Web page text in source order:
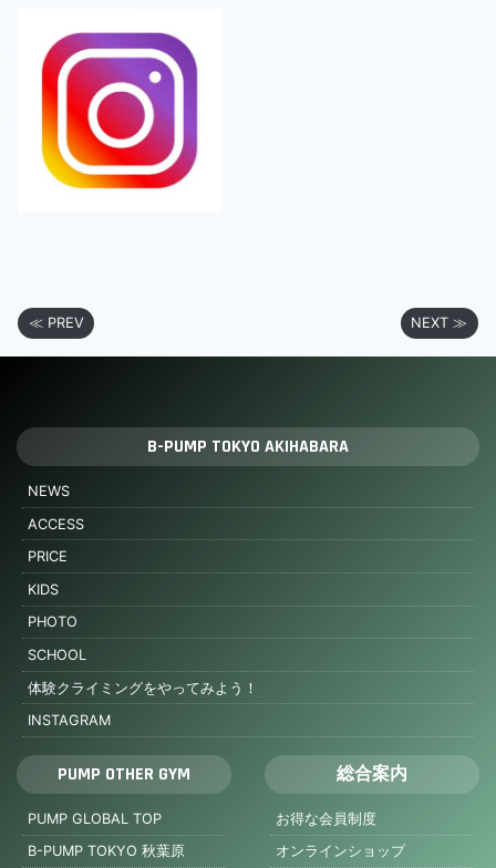
≪ PREV NEXT ≫
B-PUMP TOKYO AKIHABARA
NEWS
ACCESS
PRICE
KIDS
PHOTO
SCHOOL
体験クライミングをやってみよう！
INSTAGRAM
PUMP OTHER GYM
PUMP GLOBAL TOP
B-PUMP TOKYO 秋葉原
総合案内
お得な会員制度
オンラインショップ